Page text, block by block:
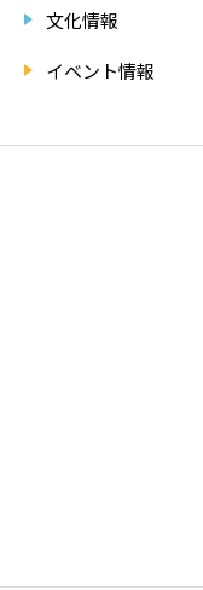
文化情報
イベント情報